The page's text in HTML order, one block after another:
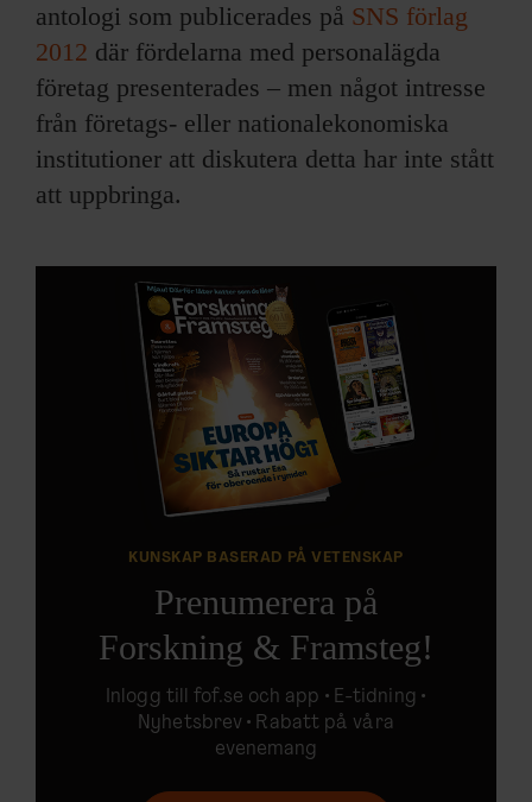
antologi som publicerades på SNS förlag
2012 där fördelarna med personalägda
företag presenterades – men något intresse
från företags- eller nationalekonomiska
institutioner att diskutera detta har inte stått
att uppbringa.
KUNSKAP BASERAD PÅ VETENSKAP
Prenumerera på
Forskning & Framsteg!
Inlogg tillfof.se och app • E-tidning •
Nyhetsbrev • Rabatt på våra
evenemang